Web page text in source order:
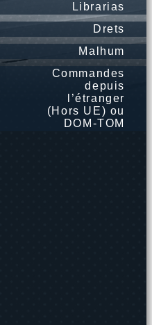
Librarias
Drets
Malhum
Commandes
depuis
l’étranger
(Hors UE) ou
DOM-TOM